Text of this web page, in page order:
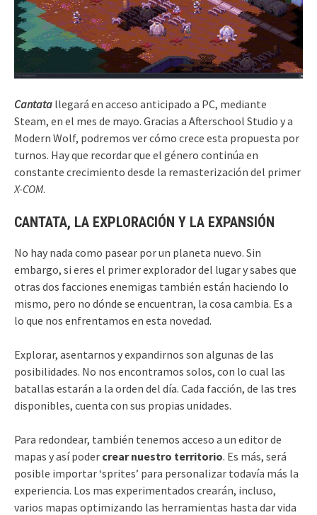
Cantata llegará en acceso anticipado a PC, mediante
Steam, en el mes de mayo. Gracias a Afterschool Studio y a
Modern Wolf, podremos ver cómo crece esta propuesta por
turnos. Hay que recordar que el género continúa en
constante crecimiento desde la remasterización del primer
X-COM.
CANTATA, LA EXPLORACIÓN Y LA EXPANSIÓN
No hay nada como pasear por un planeta nuevo. Sin
embargo, si eres el primer explorador del lugar y sabes que
otras dos facciones enemigas también están haciendo lo
mismo, pero no dónde se encuentran, la cosa cambia. Es a
lo que nos enfrentamos en esta novedad.
Explorar, asentarnos y expandirnos son algunas de las
posibilidades. No nos encontramos solos, con lo cual las
batallas estarán a la orden del día. Cada facción, de las tres
disponibles, cuenta con sus propias unidades.
Para redondear, también tenemos acceso a un editor de
mapas y así poder crear nuestro territorio. Es más, será
posible importar ‘sprites’ para personalizar todavía más la
experiencia. Los mas experimentados crearán, incluso,
varios mapas optimizando las herramientas hasta dar vida